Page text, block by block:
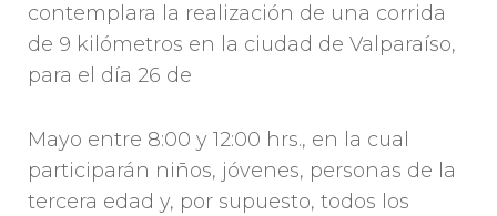
contemplara la realización de una corrida
de 9 kilómetros en la ciudad de Valparaíso,
para el día 26 de
Mayo entre 8:00 y 12:00 hrs., en la cual
participarán niños, jóvenes, personas de la
tercera edad y, por supuesto, todos los